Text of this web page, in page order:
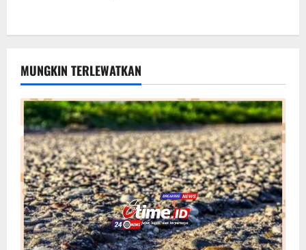
MUNGKIN TERLEWATKAN